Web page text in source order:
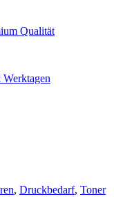
Qualität
Werktagen
, Druckbedarf, Toner